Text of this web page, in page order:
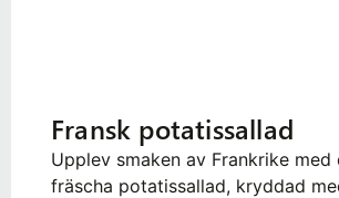
Fransk potatissallad
Upplev smaken av Frankrike med
fräscha potatissallad, kryddad